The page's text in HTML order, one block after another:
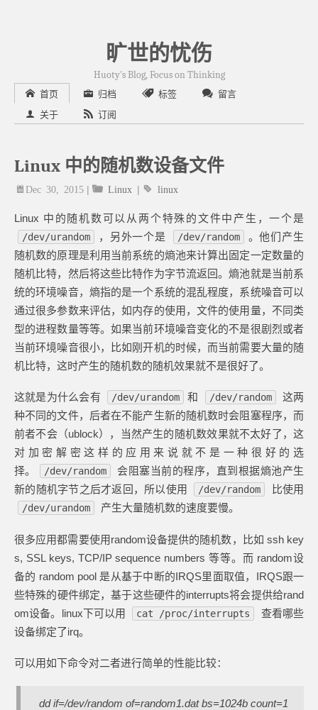
旷世的忧伤
Huoty's Blog, Focus on Thinking
首页 归档 标签 留言
关于 订阅
Linux 中的随机数设备文件
Dec 30, 2015 | Linux | linux
Linux 中的随机数可以从两个特殊的文件中产生，一个是
/dev/urandom ，另外一个是 /dev/random
。他们产生
随机数的原理是利用当前系统的熵池来计算出固定一定数量的
随机比特，然后将这些比特作为字节流返回。熵池就是当前系
统的环境噪音，熵指的是一个系统的混乱程度，系统噪音可以
通过很多参数来评估，如内存的使用，文件的使用量，不同类
型的进程数量等等。如果当前环境噪音变化的不是很剧烈或者
当前环境噪音很小，比如刚开机的时候，而当前需要大量的随
机比特，这时产生的随机数的随机效果就不是很好了。
这就是为什么会有 /dev/urandom 和 /dev/random
这两
种不同的文件，后者在不能产生新的随机数时会阻塞程序，而
前者不会（ublock），当然产生的随机数效果就不太好了，这
对加密解密这样的应用来说就不是一种很好的选
择。
/dev/random
会阻塞当前的程序，直到根据熵池产生
新的随机字节之后才返回，所以使用
/dev/random 比使用
/dev/urandom 产生大量随机数的速度要慢。
很多应用都需要使用random设备提供的随机数，比如 ssh key
s, SSL keys, TCP/IP sequence numbers 等等。而 random设
备的 random pool 是从基于中断的IRQS里面取值，IRQS跟一
些特殊的硬件绑定，基于这些硬件的interrupts将会提供给rand
om设备。linux下可以用
cat /proc/interrupts
查看哪些
设备绑定了irq。
可以用如下命令对二者进行简单的性能比较：
dd if=/dev/random of=random1.dat bs=1024b count=1